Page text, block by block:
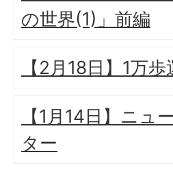
の世界(1)」前編
【2月18日】1万
【1月14日】ニ
ター